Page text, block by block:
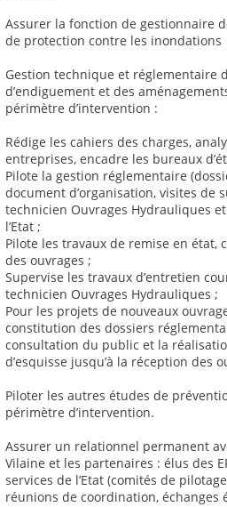
Assurer la fonction de gestionnaire
de protection contre les inondations
Gestion technique et réglementaire
d’endiguement et des
périmètre d’intervention :
Rédige les cahiers des charges,
entreprises, encadre les bureaux
Pilote la gestion réglementaire
document d’organisation, visites de
technicien Ouvrages Hydrauliques
l’Etat ;
Pilote les travaux de remise en état,
des ouvrages ;
Supervise les travaux d’entretien
technicien Ouvrages Hydrauliques ;
Pour les projets de nouveaux
constitution des dossiers
consultation du public et la
d’esquisse jusqu’à la réception des
Piloter les autres études de
périmètre d’intervention.
Assurer un relationnel permanent
Vilaine et les partenaires : élus des
services de l’Etat (comités de
réunions de coordination, échanges